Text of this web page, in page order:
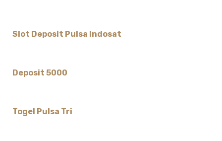
Slot Deposit Pulsa Indosat
Deposit 5000
Togel Pulsa Tri